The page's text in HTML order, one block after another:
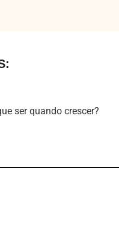
ser quando crescer?